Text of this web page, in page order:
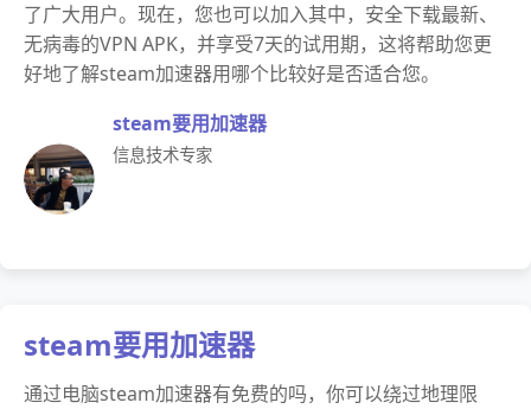
了广大用户。现在，您也可以加入其中，安全下载最新、
无病毒的VPN APK，并享受7天的试用期，这将帮助您更
好地了解steam加速器用哪个比较好是否适合您。
steam要用加速器
信息技术专家
steam要用加速器
通过电脑steam加速器有免费的吗，你可以绕过地理限